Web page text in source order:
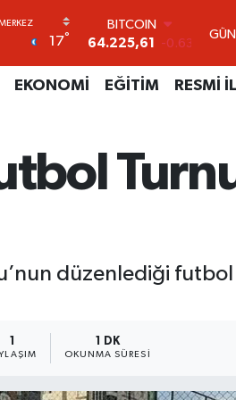
17°
DOLAR
47,7143
0.16
55,0317
-0.02
6510.40
13.799
70
EKONOMİ EĞİTİM RESMİ
düzenlediği
1 DK
OKUNMA SÜRESI